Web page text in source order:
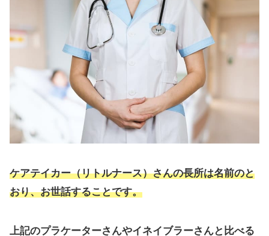
ケアテイカー（リトルナース）さんの長所は名前のと
おり、お世話することです。
上記のプラケーターさんやイネイブラーさんと比べる